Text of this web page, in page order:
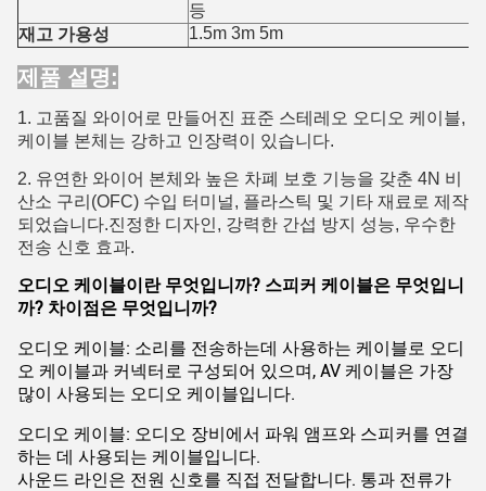
등
재고 가용성
1.5m 3m 5m
제품 설명:
1. 고품질 와이어로 만들어진 표준 스테레오 오디오 케이블,
케이블 본체는 강하고 인장력이 있습니다.
2. 유연한 와이어 본체와 높은 차폐 보호 기능을 갖춘 4N 비
산소 구리(OFC) 수입 터미널, 플라스틱 및 기타 재료로 제작
되었습니다.진정한 디자인, 강력한 간섭 방지 성능, 우수한
전송 신호 효과.
오디오 케이블이란 무엇입니까? 스피커 케이블은 무엇입니
까? 차이점은 무엇입니까?
오디오 케이블: 소리를 전송하는데 사용하는 케이블로 오디
오 케이블과 커넥터로 구성되어 있으며, AV 케이블은 가장
많이 사용되는 오디오 케이블입니다.
오디오 케이블: 오디오 장비에서 파워 앰프와 스피커를 연결
하는 데 사용되는 케이블입니다.
사운드 라인은 전원 신호를 직접 전달합니다. 통과 전류가